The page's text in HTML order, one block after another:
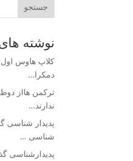
جستجو
نوشته
کلاپ هاوس اول
دمکرا…
ترکمن هااز
ندارند…
پدیدار شناسی
شناسی …
پدیدارشناسی